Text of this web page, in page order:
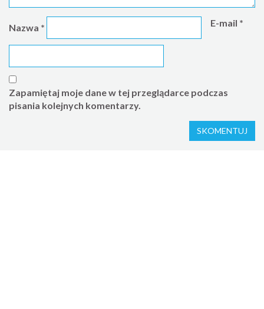
Nazwa * E-mail *
Zapamiętaj moje dane w tej przeglądarce podczas
pisania kolejnych komentarzy.